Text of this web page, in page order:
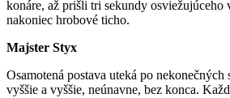
konáre, až prišli tri sekundy osviežujúceho
nakoniec hrobové ticho.
Majster Styx
Osamotená postava uteká po nekonečných
vyššie a vyššie, neúnavne, bez konca.